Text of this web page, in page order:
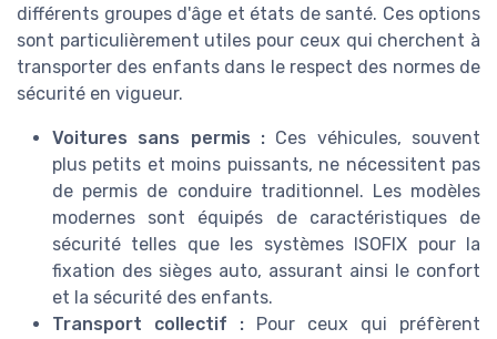
différents groupes d'âge et états de santé. Ces options
sont particulièrement utiles pour ceux qui cherchent à
transporter des enfants dans le respect des normes de
sécurité en vigueur.
Voitures sans permis : Ces véhicules, souvent
plus petits et moins puissants, ne nécessitent pas
de permis de conduire traditionnel. Les modèles
modernes sont équipés de caractéristiques de
sécurité telles que les systèmes ISOFIX pour la
fixation des sièges auto, assurant ainsi le confort
et la sécurité des enfants.
Transport collectif : Pour ceux qui préfèrent